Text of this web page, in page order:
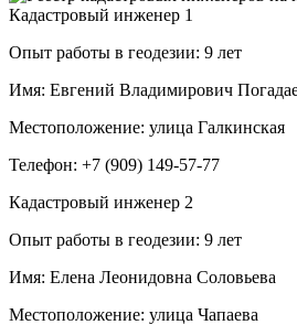
Кадастровый инженер 1
Опыт работы в геодезии: 9 лет
Имя: Евгений Владимирович
Местоположение: улица Галкинская
Телефон: +7 (909) 149-57-77
Кадастровый инженер 2
Опыт работы в геодезии: 9 лет
Имя: Елена Леонидовна Соловьева
Местоположение: улица Чапаева